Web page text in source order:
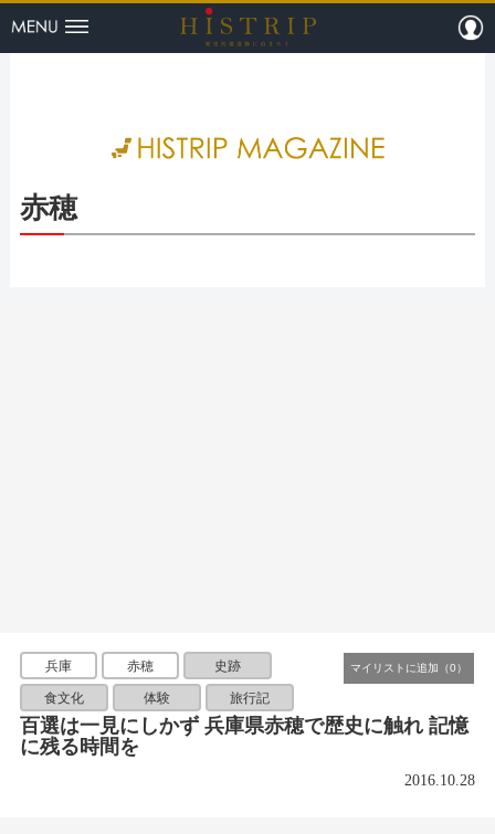
HISTRIP（
赤穂
兵庫 赤穂 史跡
食文化 体験 旅行記
百選は一見にしかず 兵庫県赤穂で歴史に触れ 記憶
に残る時間を
2016.10.28